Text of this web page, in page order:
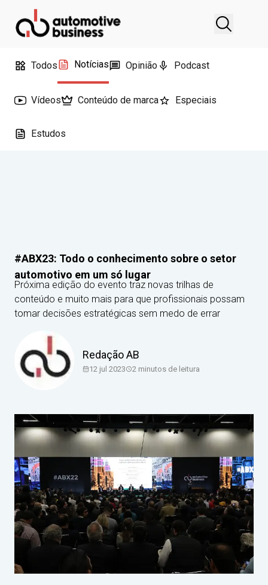
Todos Notícias Opinião Podcast
Vídeos Conteúdo de marca Especiais
Estudos
#ABX23: Todo o conhecimento sobre o setor
automotivo em um só lugar
Próxima edição do evento traz novas trilhas de
conteúdo e muito mais para que profissionais possam
tomar decisões estratégicas sem medo de errar
Redação AB
12 jul 2023 2 minutos de leitura